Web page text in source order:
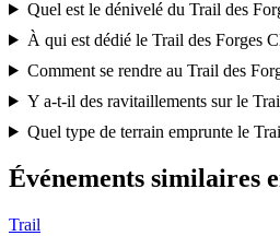
Quel est le dénivelé du Trail des
À qui est dédié le Trail des Forges
Comment se rendre au Trail des
Y a-t-il des ravitaillements sur le
Quel type de terrain emprunte le
Événements similaires
Trail